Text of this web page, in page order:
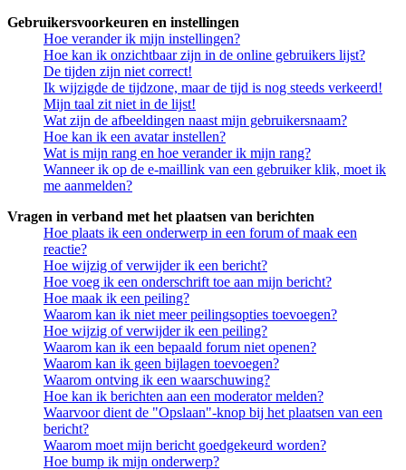
Gebruikersvoorkeuren en instellingen
Hoe verander ik mijn instellingen?
Hoe kan ik onzichtbaar zijn in de online gebruikers lijst?
De tijden zijn niet correct!
Ik wijzigde de tijdzone, maar de tijd is nog steeds verkeerd!
Mijn taal zit niet in de lijst!
Wat zijn de afbeeldingen naast mijn gebruikersnaam?
Hoe kan ik een avatar instellen?
Wat is mijn rang en hoe verander ik mijn rang?
Wanneer ik op de e-maillink van een gebruiker klik, moet ik
me aanmelden?
Vragen in verband met het plaatsen van berichten
Hoe plaats ik een onderwerp in een forum of maak een
reactie?
Hoe wijzig of verwijder ik een bericht?
Hoe voeg ik een onderschrift toe aan mijn bericht?
Hoe maak ik een peiling?
Waarom kan ik niet meer peilingsopties toevoegen?
Hoe wijzig of verwijder ik een peiling?
Waarom kan ik een bepaald forum niet openen?
Waarom kan ik geen bijlagen toevoegen?
Waarom ontving ik een waarschuwing?
Hoe kan ik berichten aan een moderator melden?
Waarvoor dient de "Opslaan"-knop bij het plaatsen van een
bericht?
Waarom moet mijn bericht goedgekeurd worden?
Hoe bump ik mijn onderwerp?